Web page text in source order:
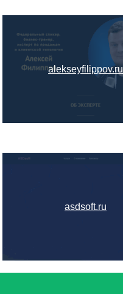
alekseyfilippov.ru
asdsoft.ru